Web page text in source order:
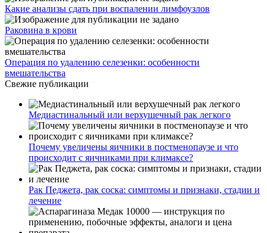
Какие анализы сдать при воспалении лимфоузлов
Раковина в крови
Операция по удалению селезенки: особенности
вмешательства
Свежие публикации
Медиастинальный или верхушечный рак легкого
Почему увеличены яичники в постменопаузе и что
происходит с яичниками при климаксе?
Рак Педжета, рак соска: симптомы и признаки, стадии и
лечение